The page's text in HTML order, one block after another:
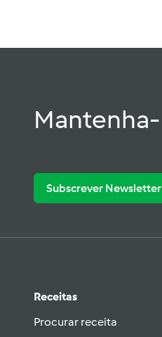
Mantenha-
Subscrever Newsletter
Receitas
Procurar receita